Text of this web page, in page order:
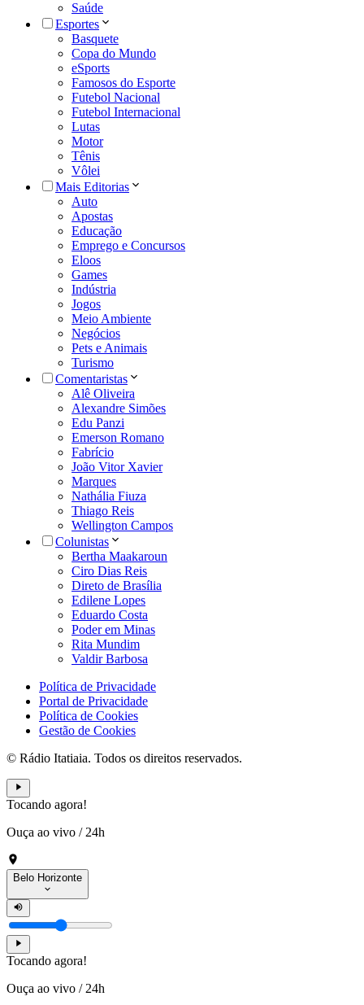
Saúde
Esportes
Basquete
Copa do Mundo
eSports
Famosos do Esporte
Futebol Nacional
Futebol Internacional
Lutas
Motor
Tênis
Vôlei
Mais Editorias
Auto
Apostas
Educação
Emprego e Concursos
Eloos
Games
Indústria
Jogos
Meio Ambiente
Negócios
Pets e Animais
Turismo
Comentaristas
Alê Oliveira
Alexandre Simões
Edu Panzi
Emerson Romano
Fabrício
João Vitor Xavier
Marques
Nathália Fiuza
Thiago Reis
Wellington Campos
Colunistas
Bertha Maakaroun
Ciro Dias Reis
Direto de Brasília
Edilene Lopes
Eduardo Costa
Poder em Minas
Rita Mundim
Valdir Barbosa
Política de Privacidade
Portal de Privacidade
Política de Cookies
Gestão de Cookies
© Rádio Itatiaia. Todos os direitos reservados.
Tocando agora!
Ouça ao vivo / 24h
Belo Horizonte
Tocando agora!
Ouça ao vivo / 24h